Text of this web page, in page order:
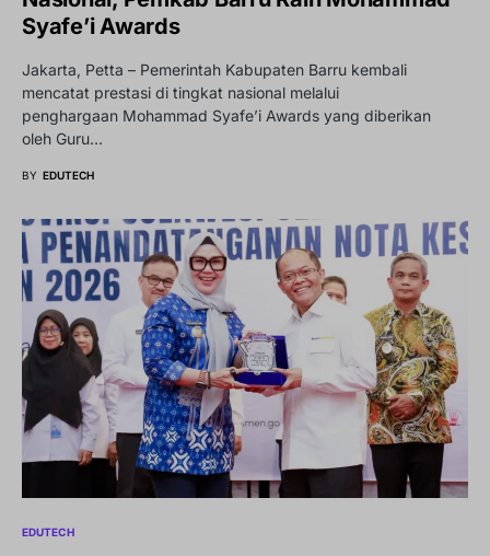
Syafe’i Awards
Jakarta, Petta – Pemerintah Kabupaten Barru kembali
mencatat prestasi di tingkat nasional melalui
penghargaan Mohammad Syafe’i Awards yang diberikan
oleh Guru…
BY EDUTECH
EDUTECH